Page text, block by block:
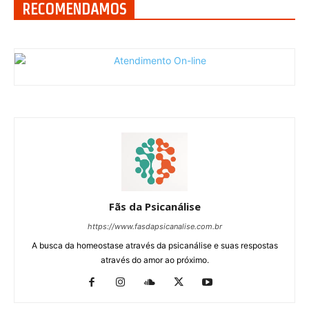
RECOMENDAMOS
Fãs da Psicanálise
https://www.fasdapsicanalise.com.br
A busca da homeostase através da psicanálise e suas respostas
através do amor ao próximo.